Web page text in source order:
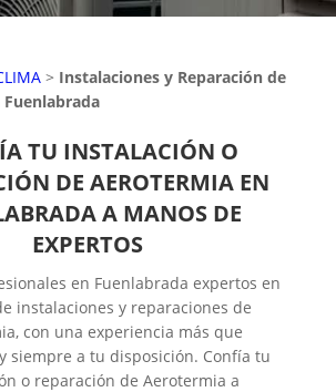
> Instalaciones y Reparación de
TU INSTALACIÓN O
DE AEROTERMIA EN
A MANOS DE
EXPERTOS
en Fuenlabrada expertos en
instalaciones y reparaciones de
con una experiencia más que
siempre a tu disposición. Confía tu
o reparación de Aerotermia a